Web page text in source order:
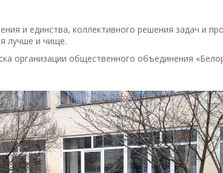
и единства, коллективного решения задач и
лучше и чище.
организации общественного объединения